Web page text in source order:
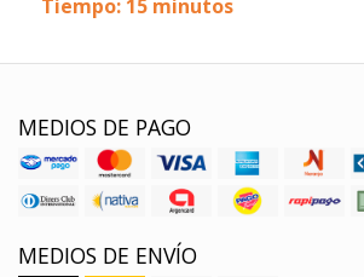
Tiempo: 15 minutos
MEDIOS DE PAGO
MEDIOS DE ENVÍO